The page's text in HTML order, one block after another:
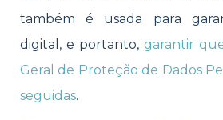
também é usada para
digital, e portanto, garantir
Geral de Proteção de Dados
seguidas.